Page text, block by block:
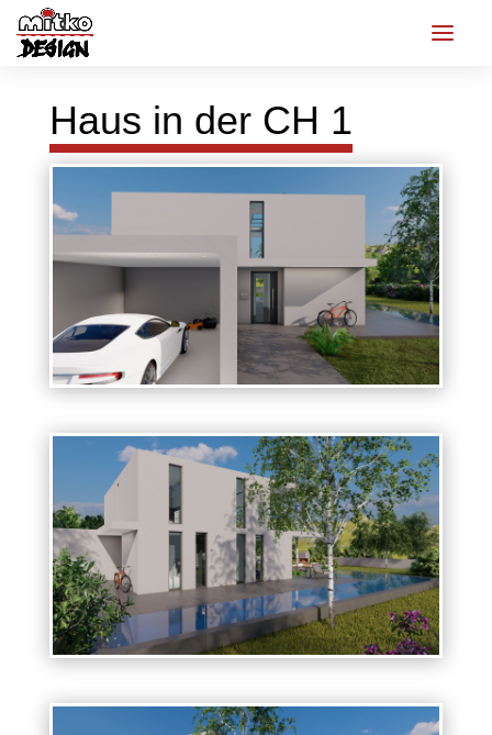
Haus in der CH 1